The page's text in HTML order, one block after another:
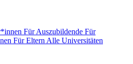
Für Auszubildende Für
Für Eltern Alle Universitäten